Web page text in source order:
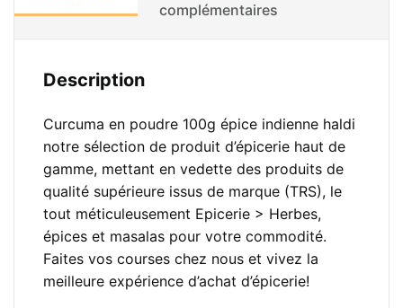
complémentaires
Description
Curcuma en poudre 100g épice indienne haldi
notre sélection de produit d’épicerie haut de
gamme, mettant en vedette des produits de
qualité supérieure issus de marque (TRS), le
tout méticuleusement Epicerie > Herbes,
épices et masalas pour votre commodité.
Faites vos courses chez nous et vivez la
meilleure expérience d’achat d’épicerie!